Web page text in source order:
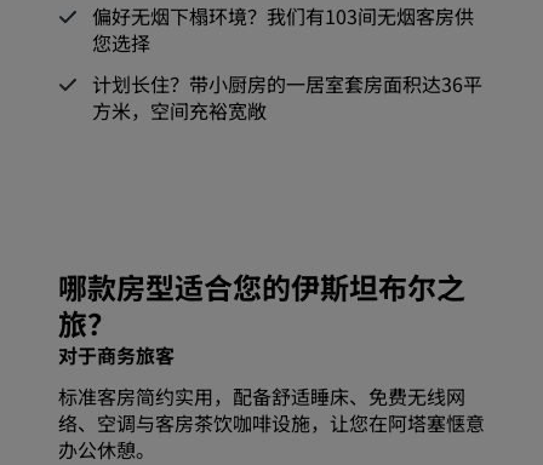
偏好无烟下榻环境？我们有103间无烟客房供
您选择
计划长住？带小厨房的一居室套房面积达36平
方米，空间充裕宽敞
哪款房型适合您的伊斯坦布尔之
旅？
对于商务旅客
标准客房简约实用，配备舒适睡床、免费无线网
络、空调与客房茶饮咖啡设施，让您在阿塔塞惬意
办公休憩。